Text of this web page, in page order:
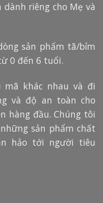
riêng cho Mẹ và
sản phẩm tã/bỉm
0 đến 6 tuổi.
khác nhau và đi
và độ an toàn cho
hàng đầu. Chúng tôi
sản phẩm chất
hảo tới người tiêu